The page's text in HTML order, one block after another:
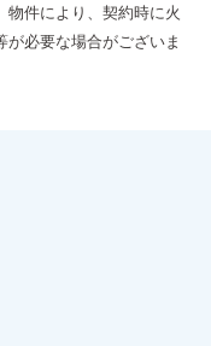
物件により、契約時に火
必要な場合がございま